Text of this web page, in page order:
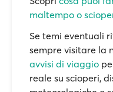
maltempo o
Se temi eventuali
sempre visitare la
avvisi di viaggio
reale su scioperi,